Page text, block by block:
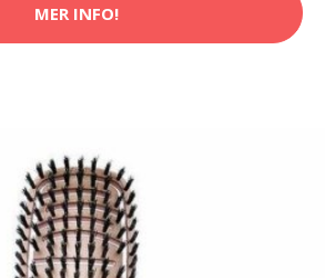
MER INFO!